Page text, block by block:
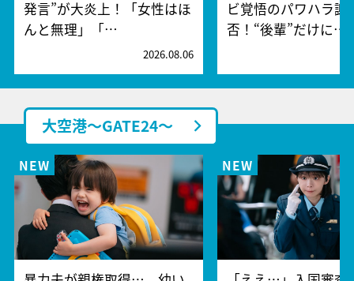
発言”が大炎上！「女性はほ
んと無理」「…
2026.08.06
ビ覚悟のパワハラ謝
否！“後輩”だけに…
大空港～GATE24～